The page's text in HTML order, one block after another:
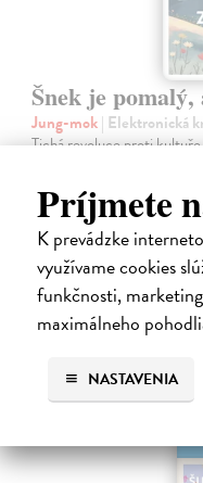
Príjmete
K prevádzke
využívame cookies
funkčnosti,
maximálneho
NASTAVENIA
Šnek je
Jung-mok| Elektronická
Tichá revoluce proti
pomalu, nikdy nedorazí na
popadnout…
Na stiahnutie ako
11,13 €